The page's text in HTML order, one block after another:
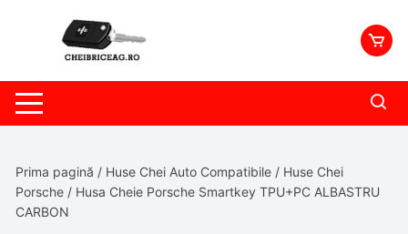
Prima pagină / Huse Chei Auto Compatibile / Huse Chei
Porsche / Husa Cheie Porsche Smartkey TPU+PC ALBASTRU
CARBON